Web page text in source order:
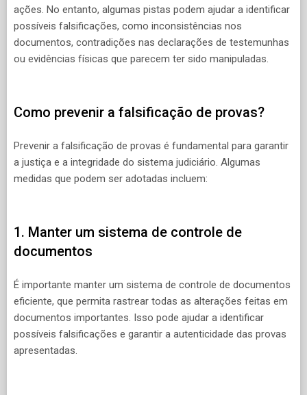
ações. No entanto, algumas pistas podem ajudar a identificar
possíveis falsificações, como inconsistências nos
documentos, contradições nas declarações de testemunhas
ou evidências físicas que parecem ter sido manipuladas.
Como prevenir a falsificação de provas?
Prevenir a falsificação de provas é fundamental para garantir
a justiça e a integridade do sistema judiciário. Algumas
medidas que podem ser adotadas incluem:
1. Manter um sistema de controle de
documentos
É importante manter um sistema de controle de documentos
eficiente, que permita rastrear todas as alterações feitas em
documentos importantes. Isso pode ajudar a identificar
possíveis falsificações e garantir a autenticidade das provas
apresentadas.